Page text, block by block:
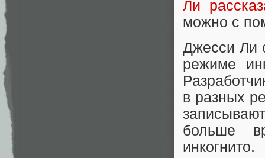
Ли
можно с
Джесси Ли
режиме
в разных
больше
инкогнито.